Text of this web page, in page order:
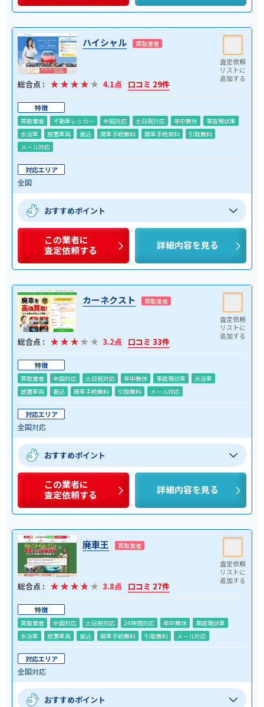
ハイシャル 買取業者
総合点 : 4.1点 口コミ 29件
特徴
買取業者 不動車レッカー 全国対応 土日祝対応 年中無休
事故現状車
水没車
放置車両 振込 廃車手続無料 廃車手続有料
引取無料
メール対応
対応エリア
全国
おすすめポイント
この業者に
査定依頼する
詳細内容を見る
カーネクスト 買取業者
総合点 : 3.2点 口コミ 33件
特徴
買取業者 全国対応 土日祝対応 年中無休 事故現状車
水没車
放置車両
振込 廃車手続無料 引取無料 メール対応
対応エリア
全国対応
おすすめポイント
この業者に
査定依頼する
詳細内容を見る
廃車王 買取業者
総合点 : 3.8点 口コミ 27件
特徴
買取業者 全国対応 土日祝対応 24時間対応 年中無休
事故現状車
水没車
放置車両 振込 廃車手続無料 引取無料 メール対応
対応エリア
全国対応
おすすめポイント